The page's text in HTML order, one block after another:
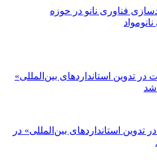
فناوری نانو در حوزه
استانداردهای بین‌المللی» در